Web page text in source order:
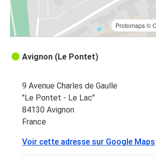
Protomaps©
Avignon (Le Pontet)
9 Avenue Charles de Gaulle
"Le Pontet - Le Lac"
84130 Avignon
France
Voir cette adresse sur Google Maps